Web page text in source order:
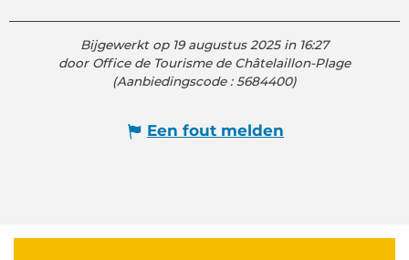
Bijgewerkt op 19 augustus 2025 in 16:27
door Office de Tourisme de Châtelaillon-Plage
(Aanbiedingscode :5684400)
Een fout melden